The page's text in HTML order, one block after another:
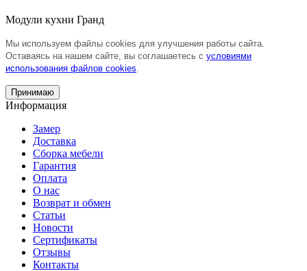
Модули кухни Гранд
Мы используем файлы cookies для улучшения работы сайта.
Оставаясь на нашем сайте, вы соглашаетесь с условиями
использования файлов cookies
Принимаю
Информация
Замер
Доставка
Сборка мебели
Гарантия
Оплата
О нас
Возврат и обмен
Статьи
Новости
Сертификаты
Отзывы
Контакты